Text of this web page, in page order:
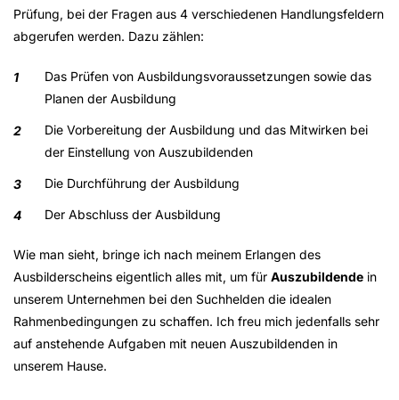
Prüfung, bei der Fragen aus 4 verschiedenen Handlungsfeldern
abgerufen werden. Dazu zählen:
Das Prüfen von Ausbildungsvoraussetzungen sowie das
Planen der Ausbildung
Die Vorbereitung der Ausbildung und das Mitwirken bei
der Einstellung von Auszubildenden
Die Durchführung der Ausbildung
Der Abschluss der Ausbildung
Wie man sieht, bringe ich nach meinem Erlangen des
Ausbilderscheins eigentlich alles mit, um für Auszubildende in
unserem Unternehmen bei den Suchhelden die idealen
Rahmenbedingungen zu schaffen. Ich freu mich jedenfalls sehr
auf anstehende Aufgaben mit neuen Auszubildenden in
unserem Hause.